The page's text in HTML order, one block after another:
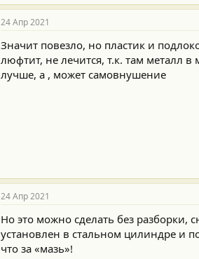
24 Апр 2021
Значит повезло, но пластик и
люфтит, не лечится, т.к. там металл
лучше, а , может самовнушение
24 Апр 2021
Но это можно сделать без разборки,
установлен в стальном цилиндре и
что за «мазь»!